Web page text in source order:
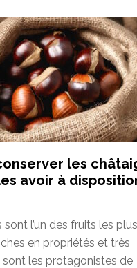
les
avoir à
sont l’un des fruits les
en propriétés et très
les protagonistes de